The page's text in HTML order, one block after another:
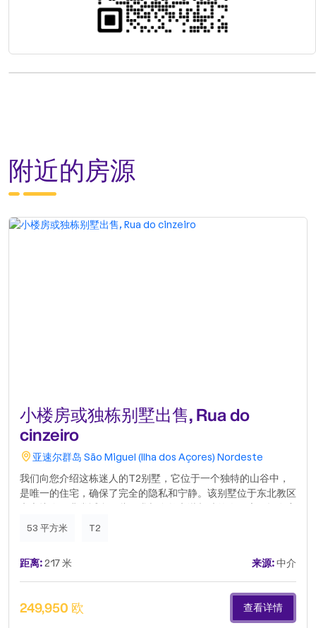
附近的房源
小楼房或独栋别墅出售, Rua do
cinzeiro
亚速尔群岛 São Miguel (Ilha dos Açores) Nordeste
我们向您介绍这栋迷人的T2别墅，它位于一个独特的山谷中，
是唯一的住宅，确保了完全的隐私和宁静。该别墅位于东北教区
敞的停车位，为日常生活提供便利。此外，它还有一个令人难以
性，无论是扩建房屋、建造额外的建筑还是创建一个美丽的绿色
空间。凭借优越的视野和极佳的日照，对于那些希望以舒适、专
属和升值潜力生活的人来说，这是一个独特的机会。不要错过这
个机会！立即安排您的参观。.
53 平方米 T2
距离:217 米 来源:中介
249,950 欧 查看详情